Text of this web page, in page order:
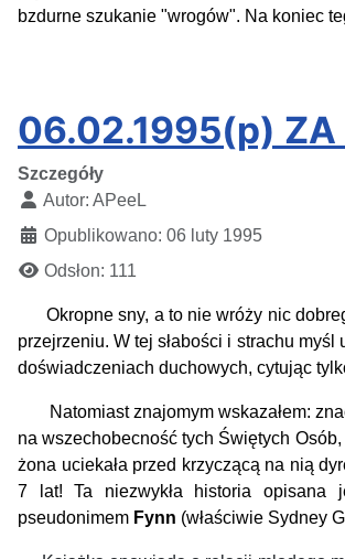
bzdurne szukanie "wrogów". Na koniec
06.02.1995(p) ZA
Szczegóły
Autor: APeeL
Opublikowano: 06 luty 1995
Odsłon: 111
Okropne sny, a to nie wróży nic
przejrzeniu.W tej słabości i strachu myśl
doświadczeniach duchowych, cytując
Natomiast znajomym wskazałem:
na wszechobecność tych Świętych
żona uciekała przed krzyczącą na nią
7 lat!Ta niezwykła historia opisana
pseudonimem Fynn (właściwie Sydney